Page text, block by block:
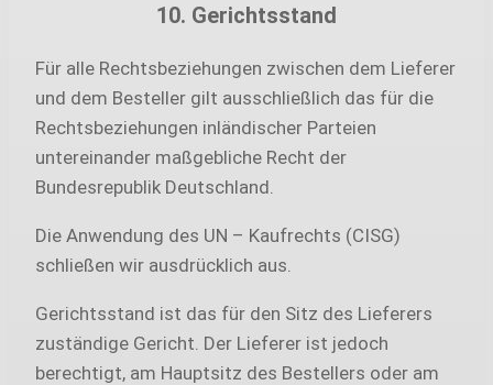
10. Gerichtsstand
Für alle Rechtsbeziehungen zwischen dem Lieferer
und dem Besteller gilt ausschließlich das für die
Rechtsbeziehungen inländischer Parteien
untereinander maßgebliche Recht der
Bundesrepublik Deutschland.
Die Anwendung des UN – Kaufrechts (CISG)
schließen wir ausdrücklich aus.
Gerichtsstand ist das für den Sitz des Lieferers
zuständige Gericht. Der Lieferer ist jedoch
berechtigt, am Hauptsitz des Bestellers oder am